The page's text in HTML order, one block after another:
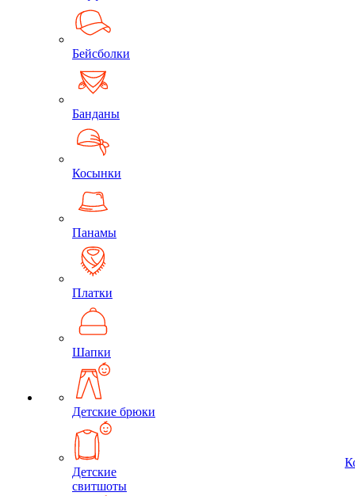
Бейсболки
Банданы
Косынки
Панамы
Платки
Шапки
Детские брюки
Детские
свитшоты